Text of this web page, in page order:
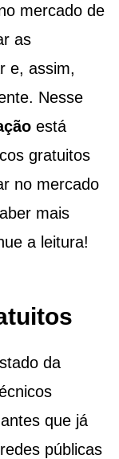
mercado de
as
e, assim,
Nesse
está
gratuitos
no mercado
mais
a leitura!
da
que já
públicas